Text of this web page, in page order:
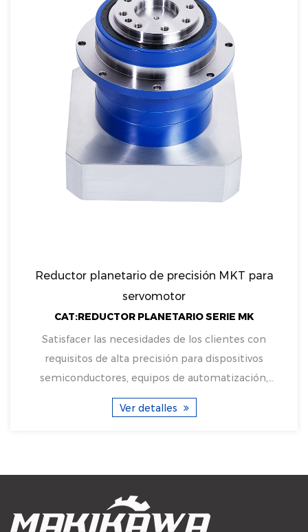
planetario de precisión MKT para
servomotor
CAT:REDUCTOR PLANETARIO SERIE MK
las necesidades de los clientes con
de alta precisión para dispositivos
equipos de automatización,
máquinas her...
Ver detalles